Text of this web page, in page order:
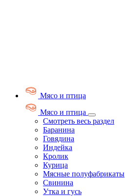
Мясо и птица
Мясо и птица
Смотреть весь раздел
Баранина
Говядина
Индейка
Кролик
Курица
Мясные полуфабрикаты
Свинина
Утка и гусь